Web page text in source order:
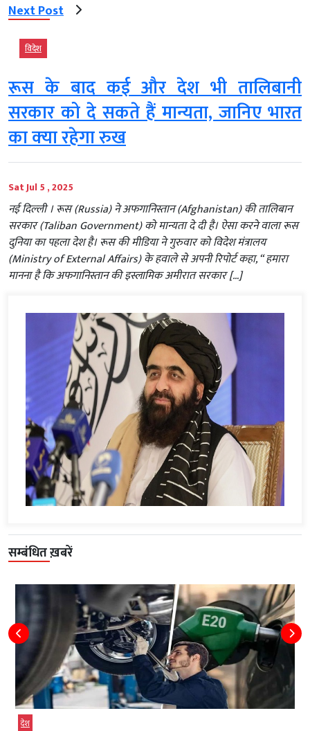
Next Post
विदेश
रूस के बाद कई और देश भी तालिबानी
सरकार को दे सकते हैं मान्यता, जानिए भारत
का क्‍या रहेगा रुख
Sat Jul 5 , 2025
नई दिल्‍ली । रूस (Russia) ने अफगानिस्तान (Afghanistan) की तालिबान
सरकार (Taliban Government) को मान्यता दे दी है। ऐसा करने वाला रूस
दुनिया का पहला देश है। रूस की मीडिया ने गुरुवार को विदेश मंत्रालय
(Ministry of External Affairs) के हवाले से अपनी रिपोर्ट कहा, “ हमारा
मानना ​​है कि अफगानिस्तान की इस्लामिक अमीरात सरकार […]
सम्बंधित ख़बरें
देश